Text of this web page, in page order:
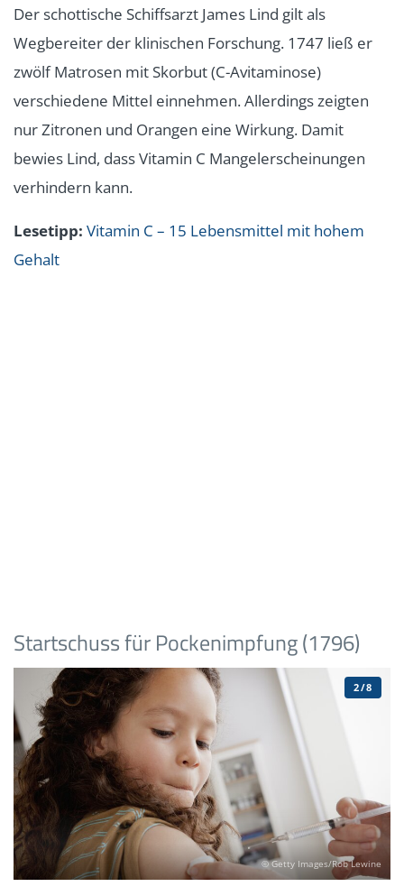
Der schottische Schiffsarzt James Lind gilt als
Wegbereiter der klinischen Forschung. 1747 ließ er
zwölf Matrosen mit Skorbut (C-Avitaminose)
verschiedene Mittel einnehmen. Allerdings zeigten
nur Zitronen und Orangen eine Wirkung. Damit
bewies Lind, dass Vitamin C Mangelerscheinungen
verhindern kann.
Lesetipp: Vitamin C – 15 Lebensmittel mit hohem
Gehalt
Startschuss für Pockenimpfung (1796)
© Getty Images/Rob Lewine
2/8